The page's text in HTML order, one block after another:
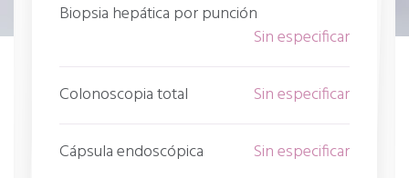
Biopsia hepática por punción
Sin especificar
Colonoscopia total Sin especificar
Cápsula endoscópica Sin especificar